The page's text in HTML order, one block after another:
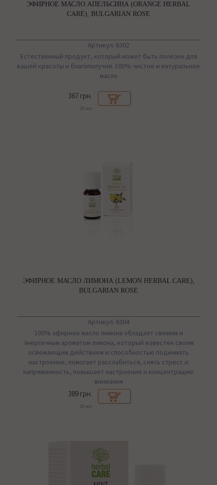
ЭФИРНОЕ МАСЛО АПЕЛЬСИНА (ORANGE HERBAL
CARE), BULGARIAN ROSE
Артикул: 6302
Естественный продукт, который может быть полезен для
вашей красоты и благополучия. 100% чистое и натуральное
масло
367 грн.
10 мл
ЭФИРНОЕ МАСЛО ЛИМОНА (LEMON HERBAL CARE),
BULGARIAN ROSE
Артикул: 6304
100% эфирное масло лимона обладает свежим и
энергичным ароматом лимона, который известен своим
освежающим действием и способностью поднимать
настроение, помогает расслабиться, снять стресс и
напряженность, повышает настроение и концентрацию
внимания
389 грн.
10 мл